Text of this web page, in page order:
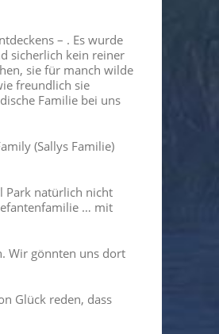
– . Es wurde
sicherlich kein reiner
sie für manch wilde
freundlich sie
Familie bei uns
(Sallys Familie)
Park natürlich nicht
… mit
Wir gönnten uns dort
Glück reden, dass